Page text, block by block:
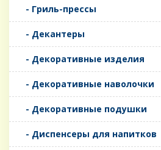
- Гриль-прессы
- Декантеры
- Декоративные изделия
- Декоративные наволочки
- Декоративные подушки
- Диспенсеры для напитков